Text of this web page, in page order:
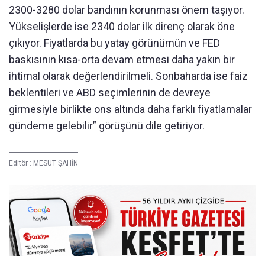
2300-3280 dolar bandının korunması önem taşıyor.
Yükselişlerde ise 2340 dolar ilk direnç olarak öne
çıkıyor. Fiyatlarda bu yatay görünümün ve FED
baskısının kısa-orta devam etmesi daha yakın bir
ihtimal olarak değerlendirilmeli. Sonbaharda ise faiz
beklentileri ve ABD seçimlerinin de devreye
girmesiyle birlikte ons altında daha farklı fiyatlamalar
gündeme gelebilir” görüşünü dile getiriyor.
Editör : MESUT ŞAHİN